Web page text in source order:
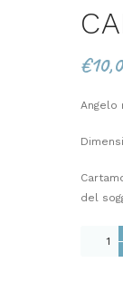
€
Angelo
del
ANGELO